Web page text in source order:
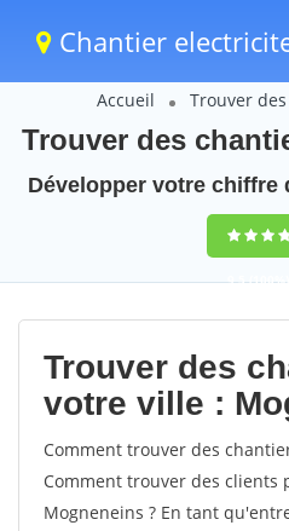
Chantier
Accueil Trouver
Trouver des
Développer votre chiffre
9,5
votes
Trouver des
votre ville :
Comment trouver des
Comment trouver des clients
Mogneneins ? En tant